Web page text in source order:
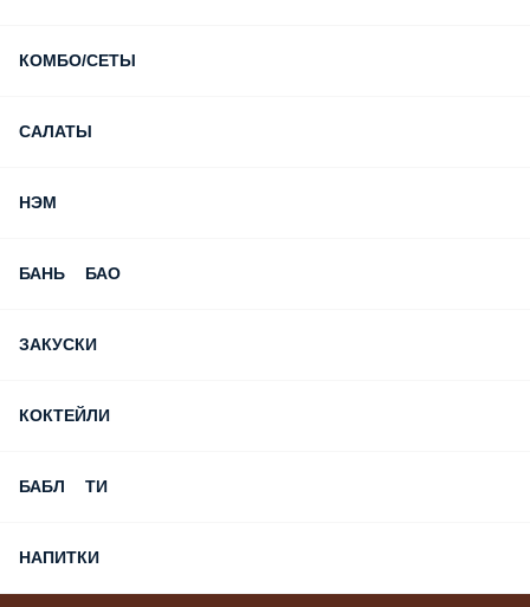
КОМБО/СЕТЫ
САЛАТЫ
НЭМ
БАНЬ БАО
ЗАКУСКИ
КОКТЕЙЛИ
БАБЛ ТИ
НАПИТКИ